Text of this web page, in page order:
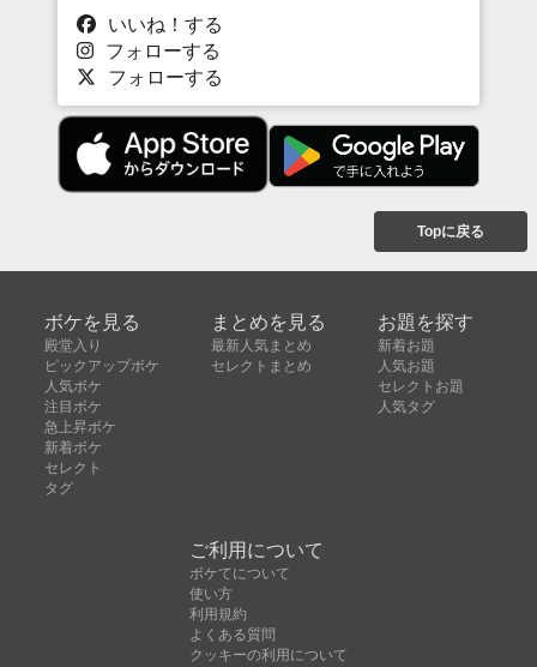
いいね！する
フォローする
フォローする
Topに戻る
ボケを見る
殿堂入り
ピックアップボケ
人気ボケ
注目ボケ
急上昇ボケ
新着ボケ
セレクト
タグ
まとめを見る
最新人気まとめ
セレクトまとめ
お題を探す
新着お題
人気お題
セレクトお題
人気タグ
ご利用について
ボケてについて
使い方
利用規約
よくある質問
クッキーの利用について